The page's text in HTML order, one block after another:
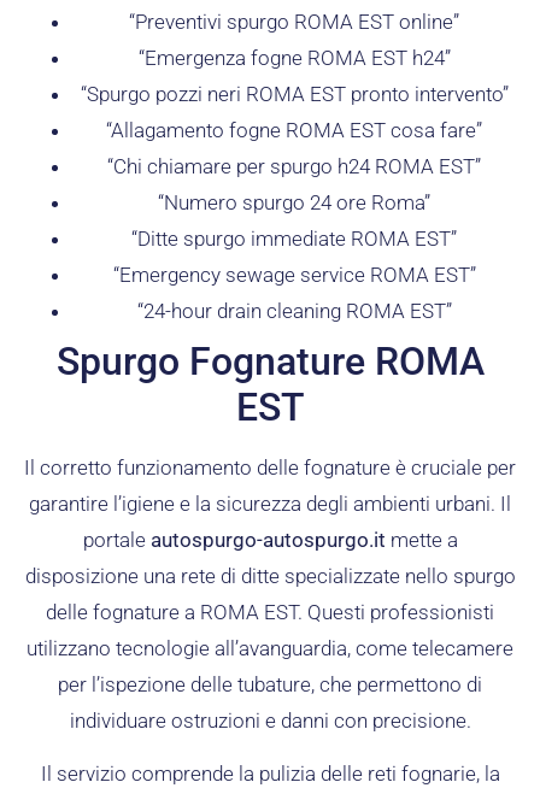
“Preventivi spurgo ROMA EST online”
“Emergenza fogne ROMA EST h24”
“Spurgo pozzi neri ROMA EST pronto intervento”
“Allagamento fogne ROMA EST cosa fare”
“Chi chiamare per spurgo h24 ROMA EST”
“Numero spurgo 24 ore Roma”
“Ditte spurgo immediate ROMA EST”
“Emergency sewage service ROMA EST”
“24-hour drain cleaning ROMA EST”
Spurgo Fognature ROMA
EST
Il corretto funzionamento delle fognature è cruciale per
garantire l’igiene e la sicurezza degli ambienti urbani. Il
portale autospurgo-autospurgo.it mette a
disposizione una rete di ditte specializzate nello spurgo
delle fognature a ROMA EST. Questi professionisti
utilizzano tecnologie all’avanguardia, come telecamere
per l’ispezione delle tubature, che permettono di
individuare ostruzioni e danni con precisione.
Il servizio comprende la pulizia delle reti fognarie, la